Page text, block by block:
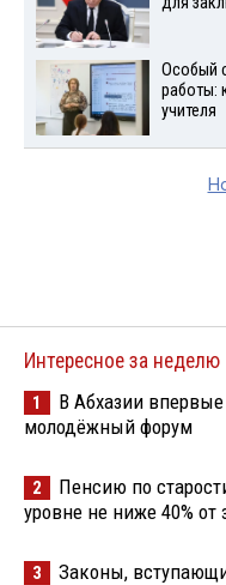
Особый
работы:
учителя
Интересное за неделю
1
В Абхазии
молодёжный форум
2
Пенсию по
уровне не ниже 40% от
3 Законы,